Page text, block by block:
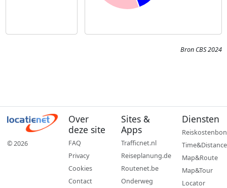
Bron CBS 2024
© 2026
Over
deze site
FAQ
Privacy
Cookies
Contact
Sites &
Apps
Trafficnet.nl
Reiseplanung.de
Routenet.be
Onderweg
Diensten
Reiskostenbon
Time&Distance
Map&Route
Map&Tour
Locator